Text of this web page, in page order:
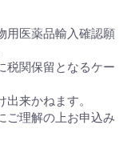
用医薬品輸入確認願
税関保留となるケー
来かねます。
ご理解の上お申込み